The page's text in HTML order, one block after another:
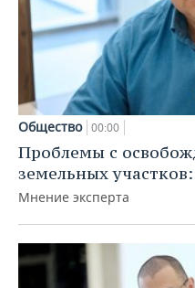
Общество 00:00
Проблемы с
земельных
Мнение эксперта